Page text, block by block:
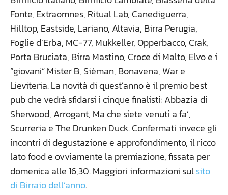
Fonte, Extraomnes, Ritual Lab, Canediguerra,
Hilltop, Eastside, Lariano, Altavia, Birra Perugia,
Foglie d’Erba, MC-77, Mukkeller, Opperbacco, Crak,
Porta Bruciata, Birra Mastino, Croce di Malto, Elvo e i
“giovani” Mister B, Sièman, Bonavena, War e
Lieviteria. La novità di quest’anno è il premio best
pub che vedrà sfidarsi i cinque finalisti: Abbazia di
Sherwood, Arrogant, Ma che siete venuti a fa’,
Scurreria e The Drunken Duck. Confermati invece gli
incontri di degustazione e approfondimento, il ricco
lato food e ovviamente la premiazione, fissata per
domenica alle 16,30. Maggiori informazioni sulsito
di Birraio dell’anno.